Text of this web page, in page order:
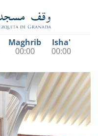
Maghrib
00:00
Isha'
00:00